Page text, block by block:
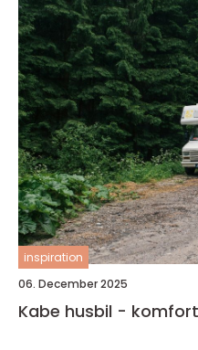
inspiration
06. December 2025
Kabe husbil -